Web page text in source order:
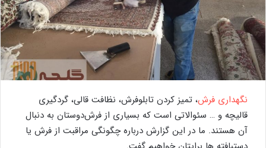
نگهداری فرش، تمیز کردن تابلوفرش، نظافت قالی، گردگیری
قالیچه و … سئوالاتی است که بسیاری از فرش‌دوستان به دنبال
آن هستند. ما در این گزارش درباره چگونگی مراقبت از فرش یا